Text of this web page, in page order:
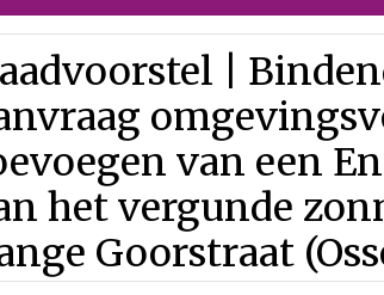
|
van een
het vergunde
Goorstraat